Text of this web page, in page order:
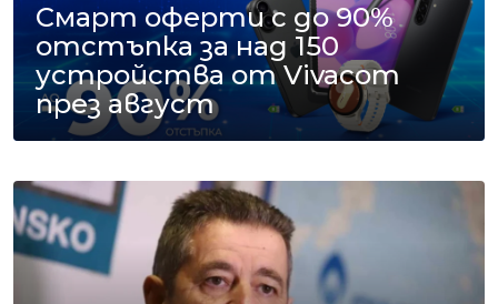
Смарт оферти с до 90%
отстъпка за над 150
устройства от Vivacom
през август